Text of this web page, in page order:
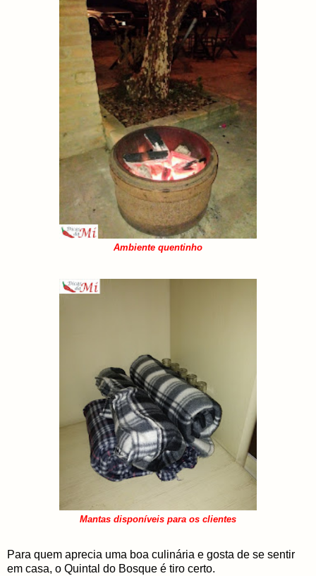
Ambiente quentinho
Mantas disponíveis para os clientes
Para quem aprecia uma boa culinária e gosta de se sentir
em casa, o Quintal do Bosque é tiro certo.